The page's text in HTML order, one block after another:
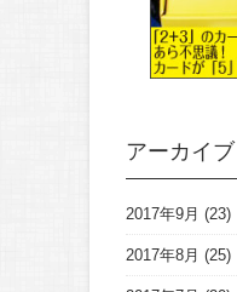
アーカイブ
2017年9月 (23)
2017年8月 (25)